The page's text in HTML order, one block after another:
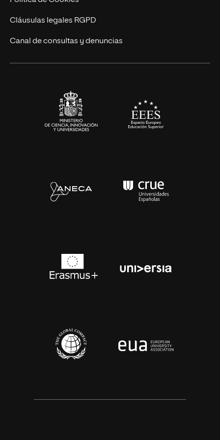
UNIR Revista
Eventos
Cláusulas legales RGPD
Canal de consultas y denuncias